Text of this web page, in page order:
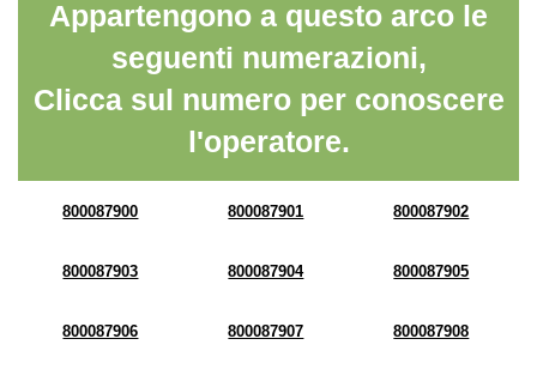
Appartengono a questo arco le
seguenti numerazioni,
Clicca sul numero per conoscere
l'operatore.
800087900 800087901 800087902
800087903 800087904 800087905
800087906 800087907 800087908